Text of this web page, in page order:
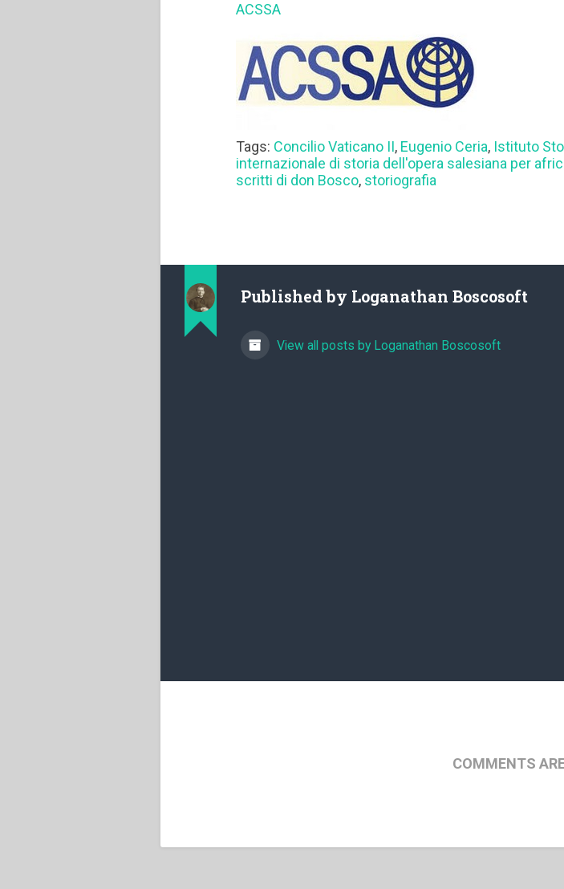
ACSSA
Tags: Concilio Vaticano II, Eugenio Ceria, Istituto
internazionale di storia dell'opera salesiana per
scritti di don Bosco, storiografia
Published by Loganathan Boscosoft
View all posts by Loganathan Boscosoft
COMMENTS